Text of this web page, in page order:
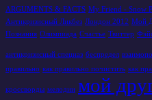
ARGUMENTS & FACTS My Friend - Snow
Антикризисный Ликбез Лондон 2012 Мой
Познания Олимпиада Счастье Твиттер
антикризисный спецназ беспредел
правильно как правильно почистить как
кроссворды мелодии мой